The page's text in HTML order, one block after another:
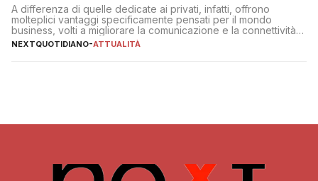
A differenza di quelle dedicate ai privati, infatti, offrono
molteplici vantaggi specificamente pensati per il mondo
business, volti a migliorare la comunicazione e la connettività
degli utenti
NEXTQUOTIDIANO-ATTUALITÀ